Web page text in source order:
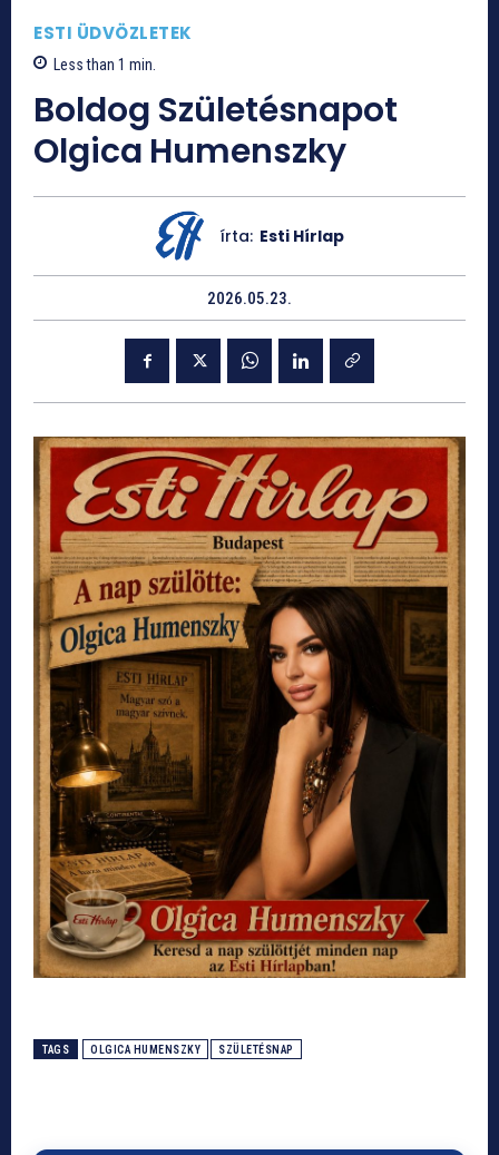
ESTI ÜDVÖZLETEK
Less than 1 min.
Boldog Születésnapot
Olgica Humenszky
írta: Esti Hírlap
2026.05.23.
TAGS OLGICA HUMENSZKY SZÜLETÉSNAP